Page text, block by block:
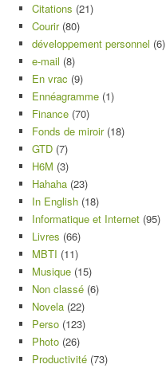
Citations (21)
Courir(80)
développement personnel (6)
e-mail (8)
En vrac (9)
Ennéagramme (1)
Finance (70)
Fonds de miroir(18)
GTD (7)
H6M (3)
Hahaha (23)
In English (18)
Informatique et Internet (95)
Livres (66)
MBTI (11)
Musique (15)
Non classé (6)
Novela (22)
Perso (123)
Photo (26)
Productivité (73)